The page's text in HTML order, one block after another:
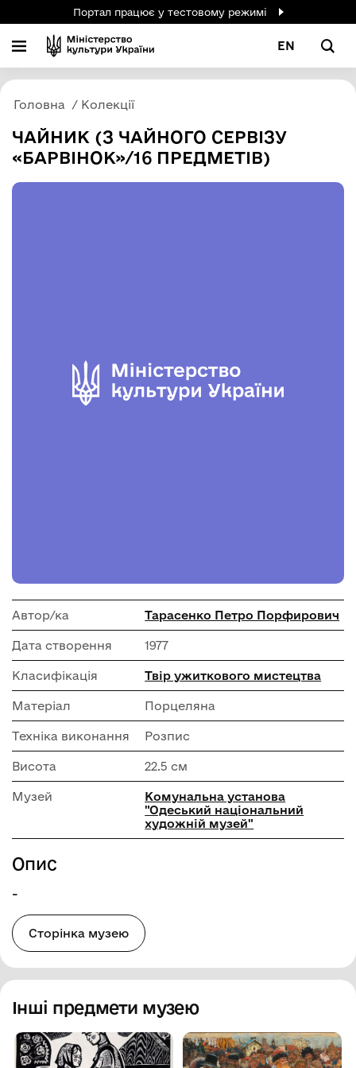
Портал працює у тестовому режимі
EN
Головна Колекції
ЧАЙНИК (З ЧАЙНОГО СЕРВІЗУ
«БАРВІНОК»/16 ПРЕДМЕТІВ)
Автор/ка Тарасенко Петро Порфирович
Дата створення 1977
Класифікація Твір ужиткового мистецтва
Матеріал Порцеляна
Техніка виконання Розпис
Висота 22.5 см
Музей
Комунальна установа
"Одеський національний
художній музей"
Опис
-
Сторінка музею
Інші предмети музею